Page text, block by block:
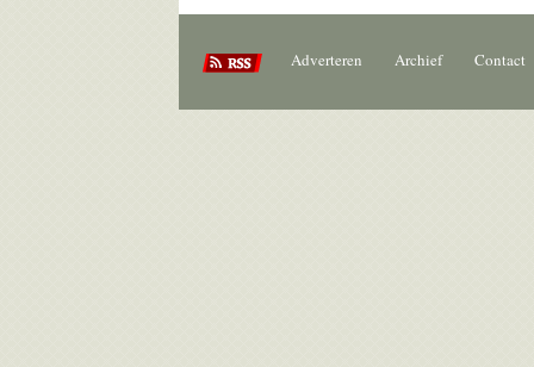
Adverteren Archief Contact